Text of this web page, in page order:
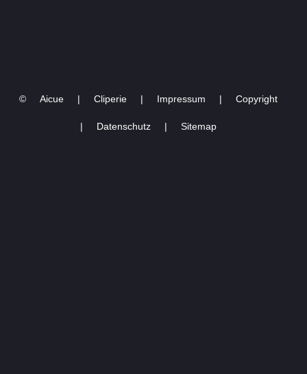
© Aicue | Cliperie | Impressum | Copyright
| Datenschutz | Sitemap